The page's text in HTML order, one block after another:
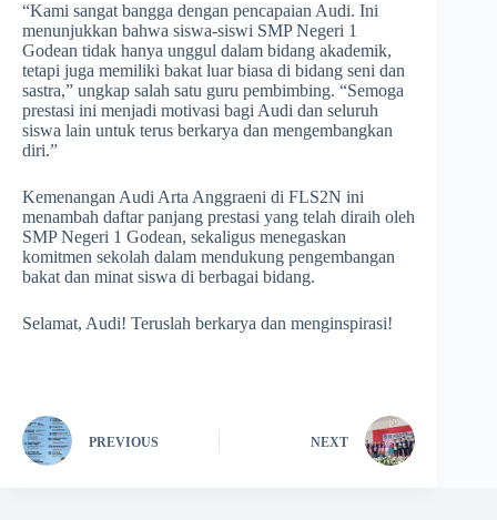
“Kami sangat bangga dengan pencapaian Audi. Ini
menunjukkan bahwa siswa-siswi SMP Negeri 1
Godean tidak hanya unggul dalam bidang akademik,
tetapi juga memiliki bakat luar biasa di bidang seni dan
sastra,” ungkap salah satu guru pembimbing. “Semoga
prestasi ini menjadi motivasi bagi Audi dan seluruh
siswa lain untuk terus berkarya dan mengembangkan
diri.”
Kemenangan Audi Arta Anggraeni di FLS2N ini
menambah daftar panjang prestasi yang telah diraih oleh
SMP Negeri 1 Godean, sekaligus menegaskan
komitmen sekolah dalam mendukung pengembangan
bakat dan minat siswa di berbagai bidang.
Selamat, Audi! Teruslah berkarya dan menginspirasi!
PREVIOUS NEXT